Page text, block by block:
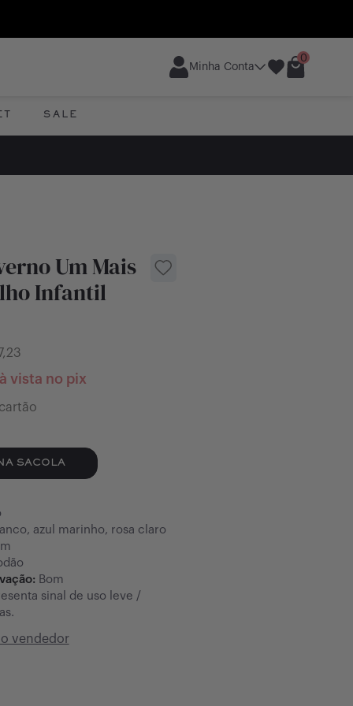
Minha Conta
0
SALE
Um Mais
Infantil
à vista no pix
SACOLA
azul marinho, rosa claro
Bom
sinal de uso leve /
vendedor